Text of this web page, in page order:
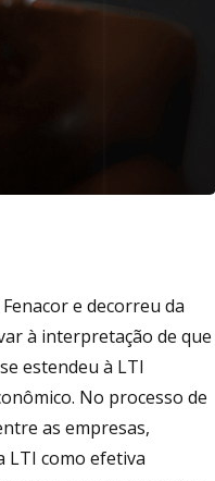
e decorreu da
à interpretação de que
estendeu à LTI
No processo de
as empresas,
LTI como efetiva